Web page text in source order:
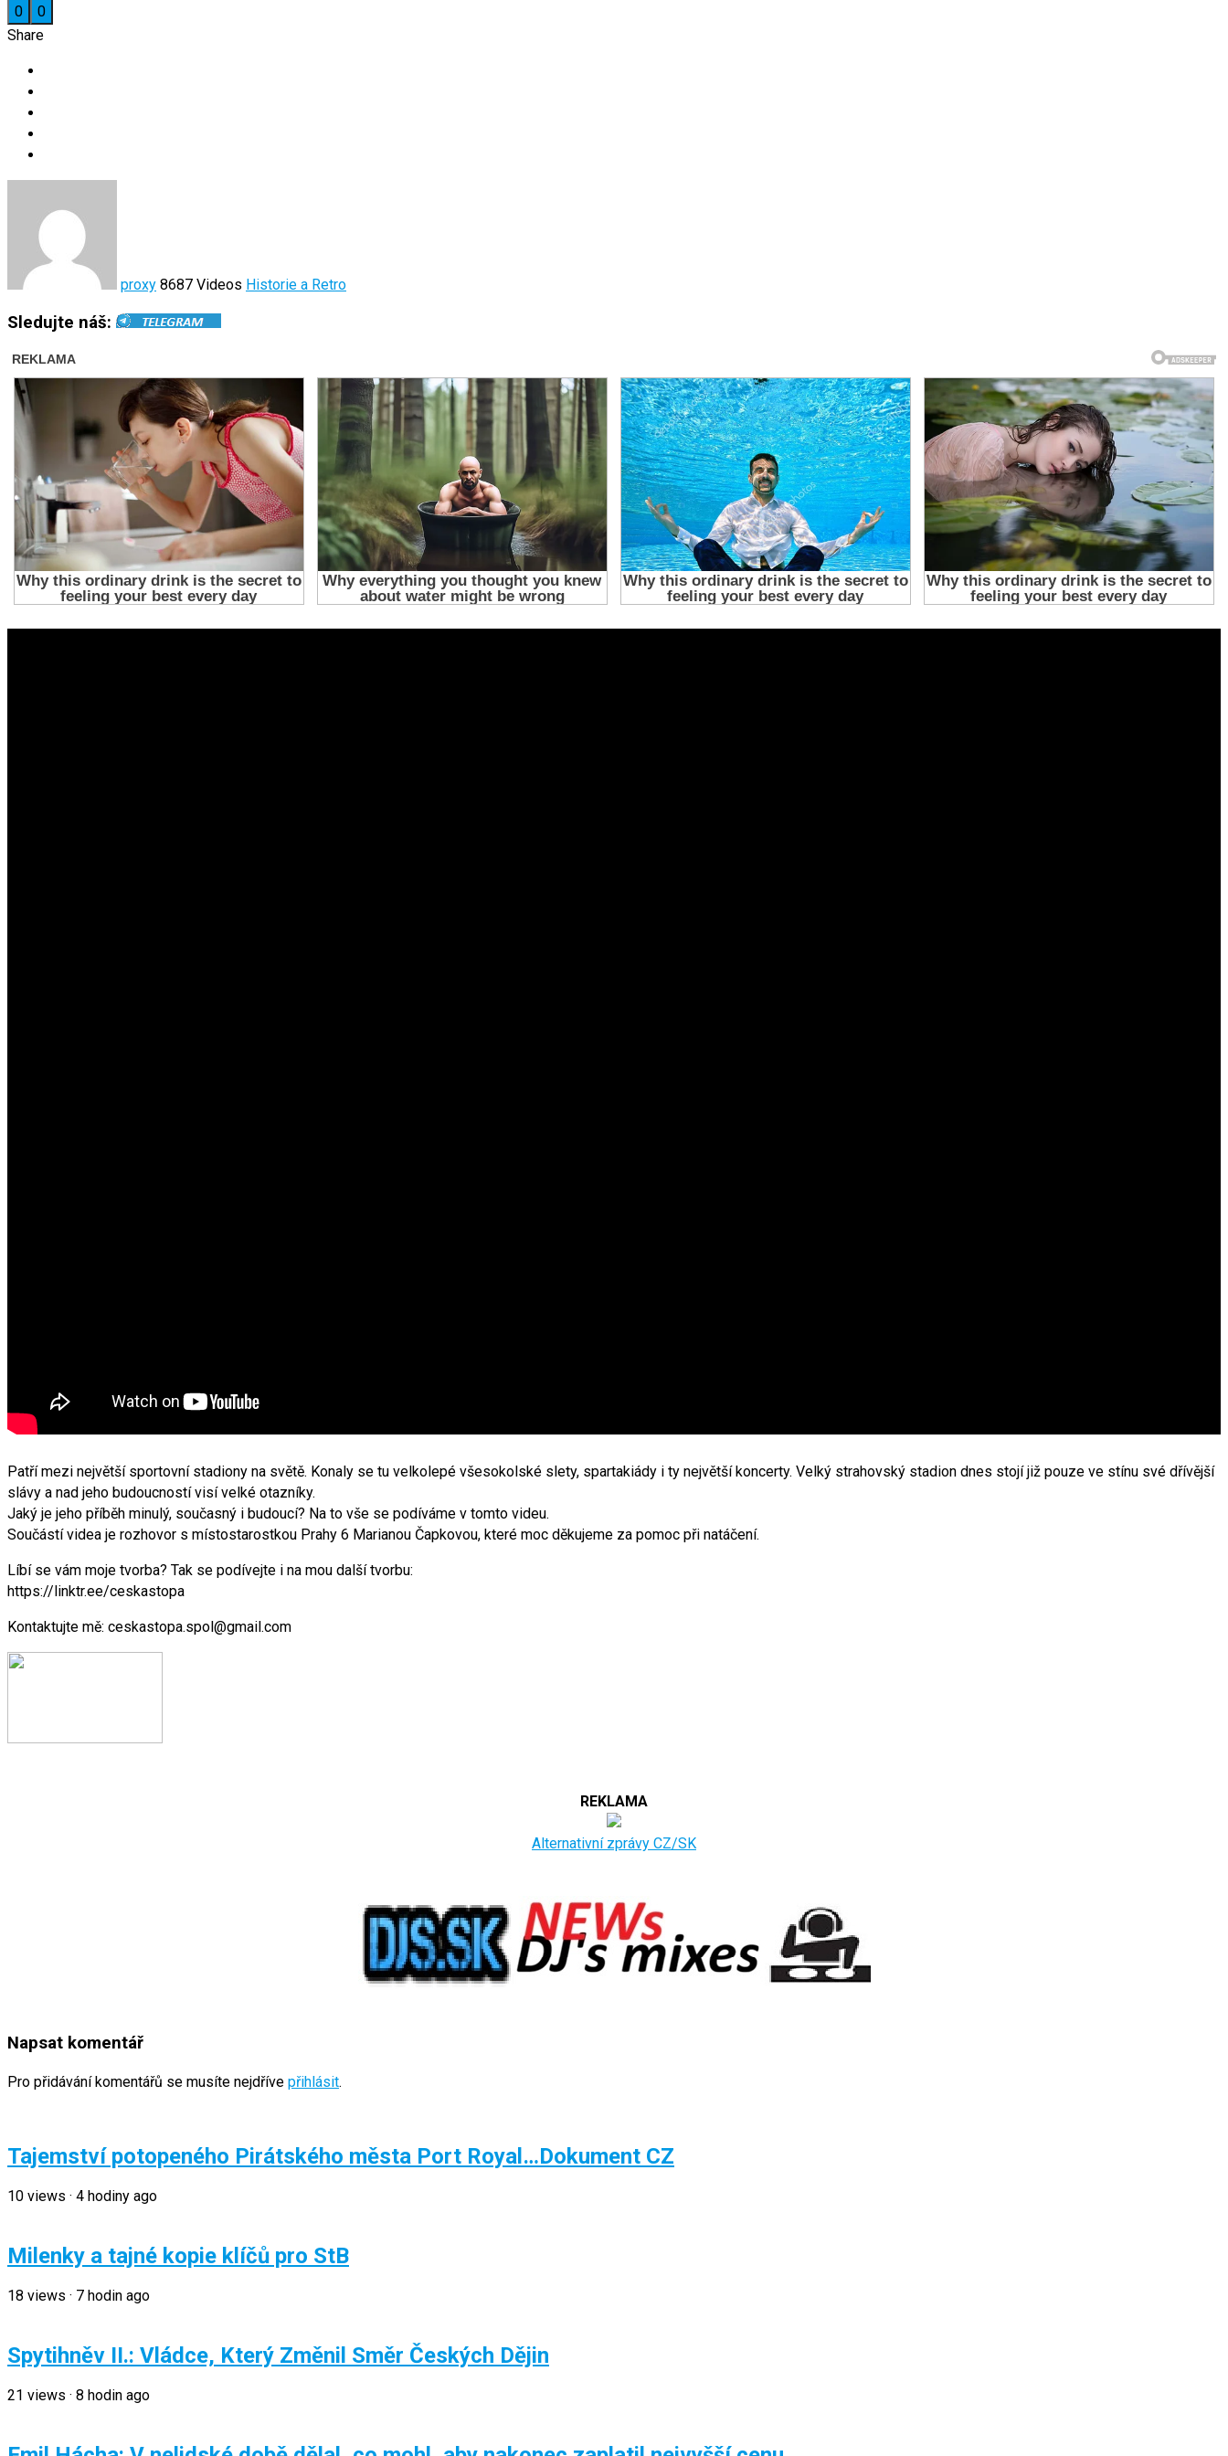
0
0
Share
proxy 8687 Videos Historie a Retro
Sledujte náš:
Patří mezi největší sportovní stadiony na světě. Konaly se tu velkolepé všesokolské slety, spartakiády i ty největší koncerty. Velký strahovský stadion dnes stojí již pouze ve stínu své dřívější
slávy a nad jeho budoucností visí velké otazníky.
Jaký je jeho příběh minulý, současný i budoucí? Na to vše se podíváme v tomto videu.
Součástí videa je rozhovor s místostarostkou Prahy 6 Marianou Čapkovou, které moc děkujeme za pomoc při natáčení.
Líbí se vám moje tvorba? Tak se podívejte i na mou další tvorbu:
https://linktr.ee/ceskastopa
Kontaktujte mě: ceskastopa.spol@gmail.com
REKLAMA
Alternativní zprávy CZ/SK
Napsat komentář
Pro přidávání komentářů se musíte nejdříve přihlásit.
Tajemství potopeného Pirátského města Port Royal…Dokument CZ
10 views · 4 hodiny ago
Milenky a tajné kopie klíčů pro StB
18 views · 7 hodin ago
Spytihněv II.: Vládce, Který Změnil Směr Českých Dějin
21 views · 8 hodin ago